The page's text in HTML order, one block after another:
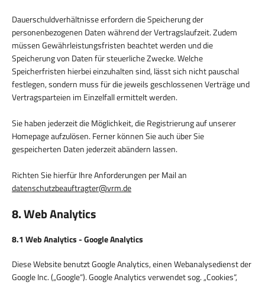
Dauerschuldverhältnisse erfordern die Speicherung der
personenbezogenen Daten während der Vertragslaufzeit. Zudem
müssen Gewährleistungsfristen beachtet werden und die
Speicherung von Daten für steuerliche Zwecke. Welche
Speicherfristen hierbei einzuhalten sind, lässt sich nicht pauschal
festlegen, sondern muss für die jeweils geschlossenen Verträge und
Vertragsparteien im Einzelfall ermittelt werden.
Sie haben jederzeit die Möglichkeit, die Registrierung auf unserer
Homepage aufzulösen. Ferner können Sie auch über Sie
gespeicherten Daten jederzeit abändern lassen.
Richten Sie hierfür Ihre Anforderungen per Mail an
datenschutzbeauftragter@vrm.de
8. Web Analytics
8.1 Web Analytics - Google Analytics
Diese Website benutzt Google Analytics, einen Webanalysedienst der
Google Inc. („Google“). Google Analytics verwendet sog. „Cookies“,